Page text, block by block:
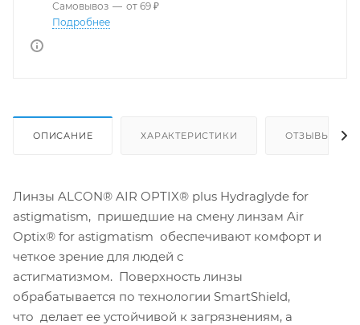
Самовывоз — от 69 ₽
Подробнее
ОПИСАНИЕ ХАРАКТЕРИСТИКИ ОТЗЫВЫ
Линзы ALCON® AIR OPTIX® plus Hydraglyde for
astigmatism, пришедшие на смену линзам Air
Optix® for astigmatism обеспечивают комфорт и
четкое зрение для людей с
астигматизмом. Поверхность линзы
обрабатывается по технологии SmartShield,
что делает ее устойчивой к загрязнениям, а